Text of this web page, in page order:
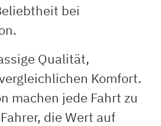
bei
Qualität,
Komfort.
machen jede Fahrt zu
die Wert auf